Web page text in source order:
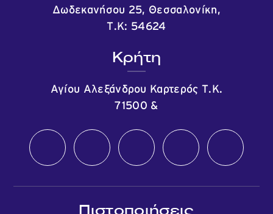
Δωδεκανήσου 25, Θεσσαλονίκη,
Τ.Κ: 54624
Κρήτη
Αγίου Αλεξάνδρου Καρτερός Τ.Κ.
71500 &
Πιστοποιήσεις